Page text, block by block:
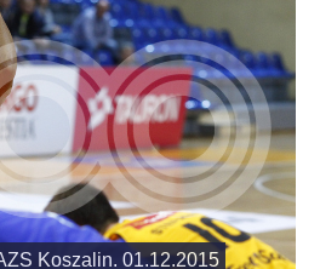
Koszalin. 01.12.2015